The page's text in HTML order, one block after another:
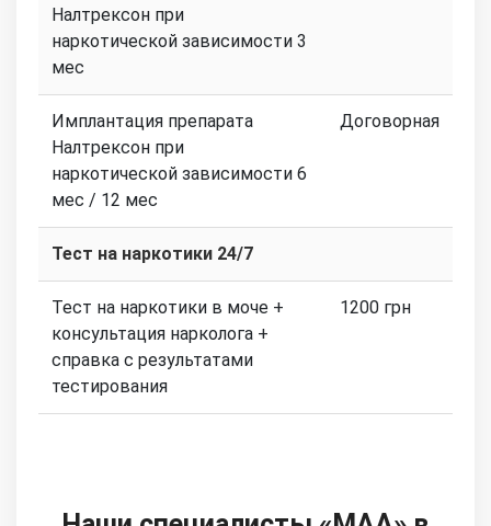
Налтрексон при
наркотической зависимости 3
мес
Имплантация препарата
Налтрексон при
наркотической зависимости 6
мес / 12 мес
Договорная
Тест на наркотики 24/7
Тест на наркотики в моче +
консультация нарколога +
справка с результатами
тестирования
1200 грн